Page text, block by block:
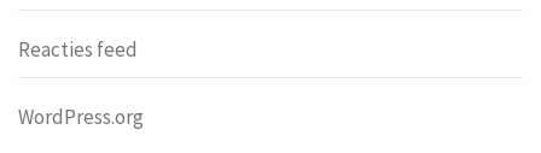
Reacties feed
WordPress.org